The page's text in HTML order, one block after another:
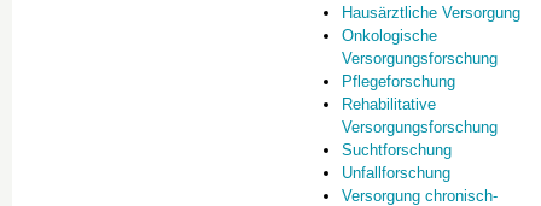
Hausärztliche Versorgung
Onkologische
Versorgungsforschung
Pflegeforschung
Rehabilitative
Versorgungsforschung
Suchtforschung
Unfallforschung
Versorgung chronisch-